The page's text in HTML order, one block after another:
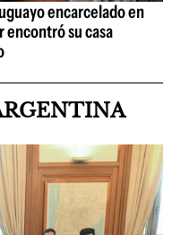
encarcelado en
encontró su casa